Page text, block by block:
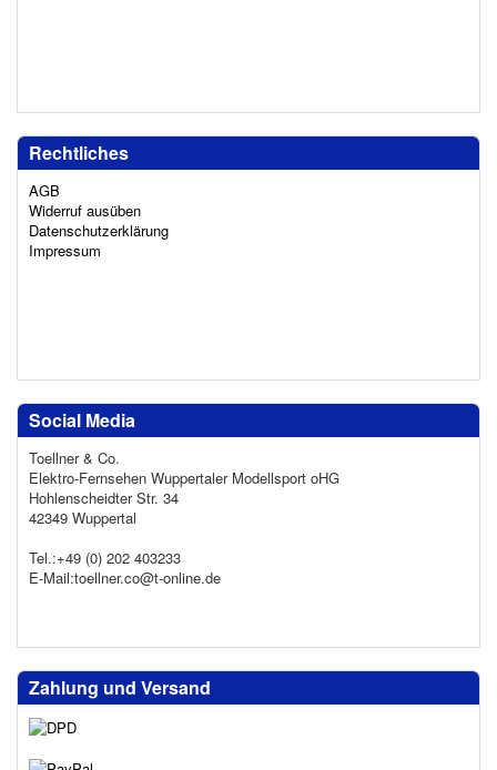
Rechtliches
AGB
Widerruf ausüben
Datenschutzerklärung
Impressum
Social Media
Toellner & Co.
Elektro-Fernsehen Wuppertaler Modellsport oHG
Hohlenscheidter Str. 34
42349 Wuppertal
Tel.:+49 (0) 202 403233
E-Mail:toellner.co@t-online.de
Zahlung und Versand